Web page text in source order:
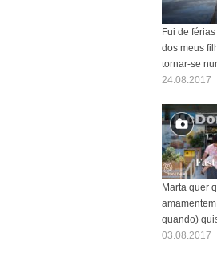
Fui de
dos meus
tornar-se
24.08.2017
Marta quer
quando)
03.08.2017